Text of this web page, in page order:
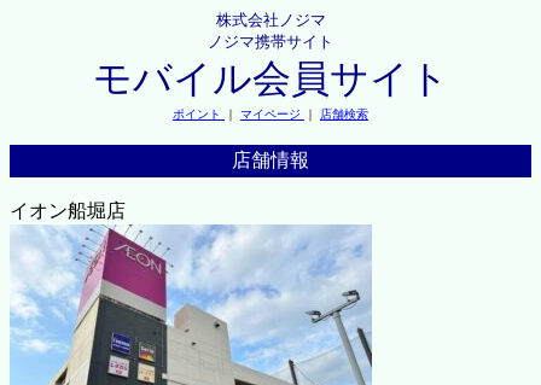
株式会社ノジマ
ノジマ携帯サイト
モバイル会員サイト
ポイント ｜ マイページ ｜ 店舗検索
店舗情報
イオン船堀店